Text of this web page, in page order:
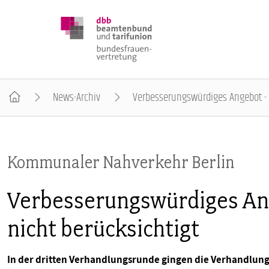
BUNDESTAGSWAHL 2025
POSITIONEN
SCHWERPUNKTTHEMEN
News-Archiv Verbesserungswürdiges
Kommunaler Nahverkehr Berlin
Verbesserungswürdiges
nicht berücksichtigt
In der dritten Verhandlungsrunde gingen die